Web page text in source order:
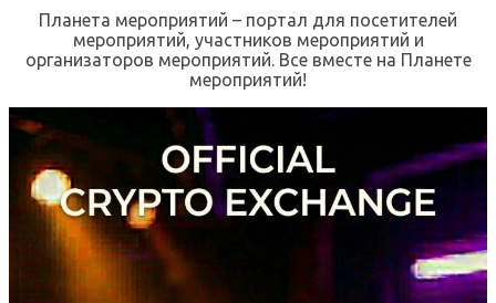
Планета мероприятий – портал для посетителей
мероприятий, участников мероприятий и
организаторов мероприятий. Все вместе на Планете
мероприятий!